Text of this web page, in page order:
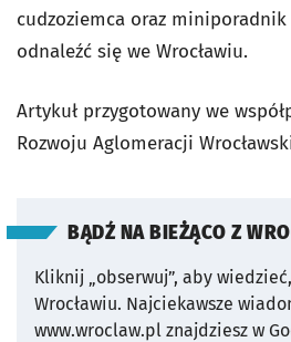
cudzoziemca oraz
odnaleźć się we Wrocławiu.
Artykuł przygotowany we
Rozwoju Aglomeracji
BĄDŹ NA BIEŻĄCO Z
Kliknij „obserwuj”, aby
Wrocławiu. Najciekawsze
www.wroclaw.pl znajdziesz w